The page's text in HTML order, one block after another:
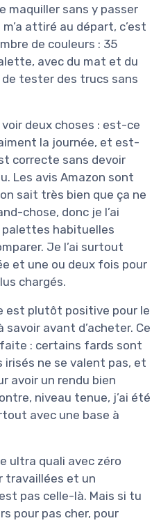
maquiller sans y passer
attiré au départ, c’est
de couleurs : 35
avec du mat et du
de tester des trucs sans
deux choses : est-ce
la journée, et est-
correcte sans devoir
Les avis Amazon sont
sait très bien que ça ne
chose, donc je l’ai
palettes habituelles
Je l’ai surtout
et une ou deux fois pour
chargés.
est plutôt positive pour le
savoir avant d’acheter. Ce
: certains fards sont
irisés ne se valent pas, et
avoir un rendu bien
niveau tenue, j’ai été
avec une base à
ultra quali avec zéro
travaillées et un
pas celle-là. Mais si tu
pour pas cher, pour